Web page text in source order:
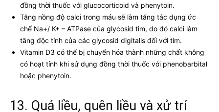
đồng thời thuốc với glucocorticoid và phenytoin.
Tăng nồng độ calci trong máu sẽ làm tăng tác dụng ức
chế Na+/ K+ – ATPase của glycosid tim, do đó calci làm
tăng độc tính của các glycosid digitalis đối với tim.
Vitamin D3 có thể bị chuyển hóa thành những chất không
có hoạt tính khi sử dụng đồng thời thuốc với phenobarbital
hoặc phenytoin.
13. Quá liều, quên liều và xử trí